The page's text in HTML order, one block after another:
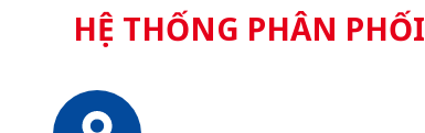
HỆ THỐNG PHÂN PHỐI